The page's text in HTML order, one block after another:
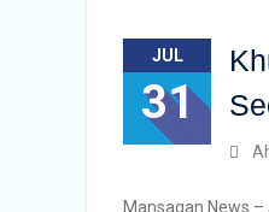
JUL
31
Mansagan News